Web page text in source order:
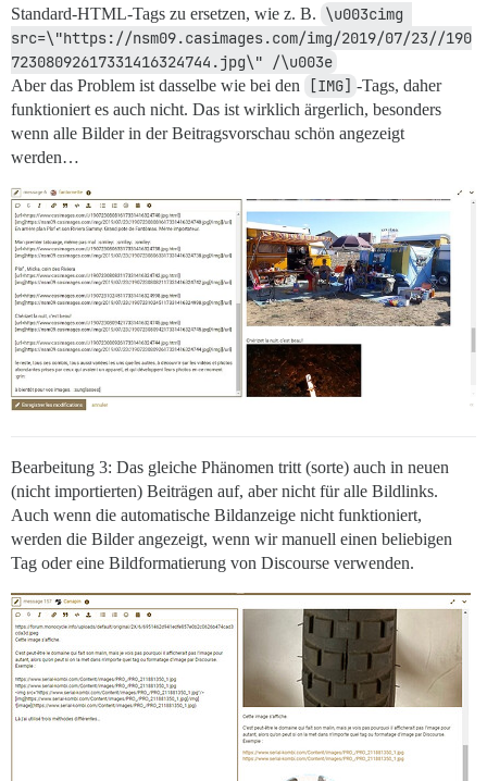
Standard-HTML-Tags zu ersetzen, wie z. B. \u003cimg
src=\"https://nsm09.casimages.com/img/2019/07/23//190
72308092617331416324744.jpg\" /\u003e
Aber das Problem ist dasselbe wie bei den [IMG] -Tags, daher
funktioniert es auch nicht. Das ist wirklich ärgerlich, besonders
wenn alle Bilder in der Beitragsvorschau schön angezeigt
werden…
Bearbeitung 3: Das gleiche Phänomen tritt (sorte) auch in neuen
(nicht importierten) Beiträgen auf, aber nicht für alle Bildlinks.
Auch wenn die automatische Bildanzeige nicht funktioniert,
werden die Bilder angezeigt, wenn wir manuell einen beliebigen
Tag oder eine Bildformatierung von Discourse verwenden.